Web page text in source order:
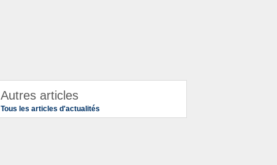
Autres articles
Tous les articles d'actualités